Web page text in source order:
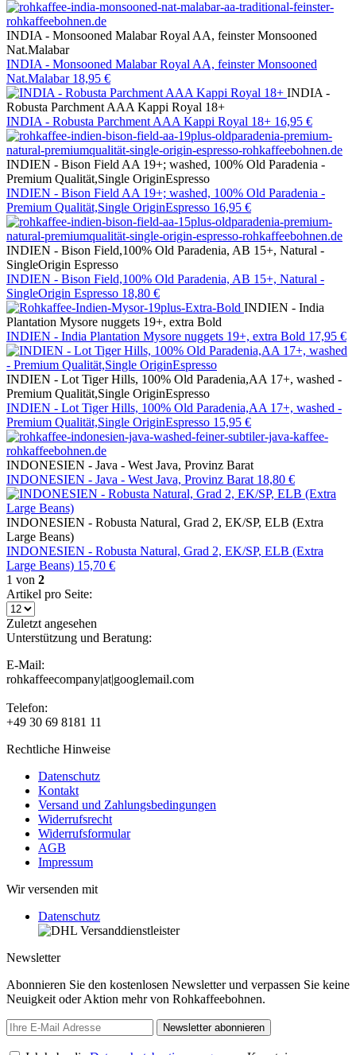
INDIA - Monsooned Malabar Royal AA, feinster Monsooned
Nat.Malabar
INDIA - Monsooned Malabar Royal AA, feinster Monsooned
Nat.Malabar 18,95 €
INDIA -
Robusta Parchment AAA Kappi Royal 18+
INDIA - Robusta Parchment AAA Kappi Royal 18+ 16,95 €
INDIEN - Bison Field AA 19+; washed, 100% Old Paradenia -
Premium Qualität,Single OriginEspresso
INDIEN - Bison Field AA 19+; washed, 100% Old Paradenia -
Premium Qualität,Single OriginEspresso 16,95 €
INDIEN - Bison Field,100% Old Paradenia, AB 15+, Natural -
SingleOrigin Espresso
INDIEN - Bison Field,100% Old Paradenia, AB 15+, Natural -
SingleOrigin Espresso 18,80 €
INDIEN - India
Plantation Mysore nuggets 19+, extra Bold
INDIEN - India Plantation Mysore nuggets 19+, extra Bold 17,95 €
INDIEN - Lot Tiger Hills, 100% Old Paradenia,AA 17+, washed -
Premium Qualität,Single OriginEspresso
INDIEN - Lot Tiger Hills, 100% Old Paradenia,AA 17+, washed -
Premium Qualität,Single OriginEspresso 15,95 €
INDONESIEN - Java - West Java, Provinz Barat
INDONESIEN - Java - West Java, Provinz Barat 18,80 €
INDONESIEN - Robusta Natural, Grad 2, EK/SP, ELB (Extra
Large Beans)
INDONESIEN - Robusta Natural, Grad 2, EK/SP, ELB (Extra
Large Beans) 15,70 €
1 von 2
Artikel pro Seite:
Zuletzt angesehen
Unterstützung und Beratung:
E-Mail:
rohkaffeecompany|at|googlemail.com
Telefon:
+49 30 69 8181 11
Rechtliche Hinweise
Datenschutz
Kontakt
Versand und Zahlungsbedingungen
Widerrufsrecht
Widerrufsformular
AGB
Impressum
Wir versenden mit
Datenschutz
Newsletter
Abonnieren Sie den kostenlosen Newsletter und verpassen Sie keine
Neuigkeit oder Aktion mehr von Rohkaffeebohnen.
Newsletter abonnieren